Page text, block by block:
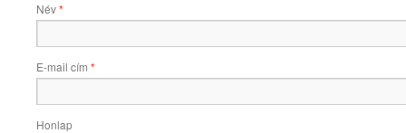
Név*
E-mail cím *
Honlap